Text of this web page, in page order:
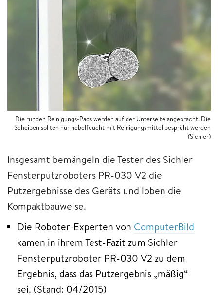
Die runden Reinigungs-Pads werden auf der Unterseite angebracht. Die
Scheiben sollten nur nebelfeucht mit Reinigungsmittel besprüht werden
(Sichler)
Insgesamt bemängeln die Tester des Sichler
Fensterputzroboters PR-030 V2 die
Putzergebnisse des Geräts und loben die
Kompaktbauweise.
Die Roboter-Experten von ComputerBild
kamen in ihrem Test-Fazit zum Sichler
Fensterputzroboter PR-030 V2 zu dem
Ergebnis, dass das Putzergebnis „mäßig“
sei. (Stand: 04/2015)